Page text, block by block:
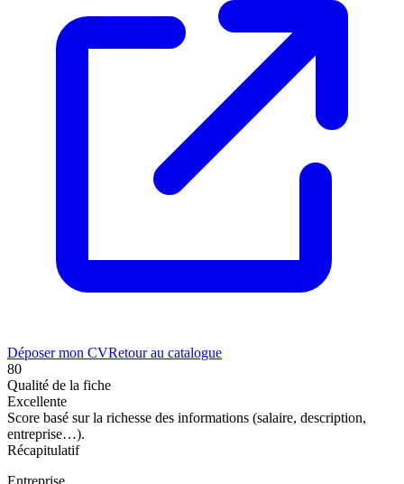
Déposer mon CVRetour au catalogue
80
Qualité de la fiche
Excellente
Score basé sur la richesse des informations (salaire, description,
entreprise…).
Récapitulatif